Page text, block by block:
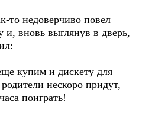
то недоверчиво повел
и, вновь выглянув в дверь,
купим и дискету для
нескоро придут,
поиграть!